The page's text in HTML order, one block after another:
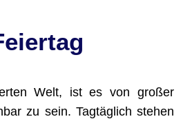
Welt, ist es von großer
zu sein. Tagtäglich stehen